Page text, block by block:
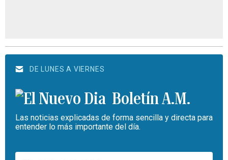
DE LUNES A VIERNES
Boletín A.M.
Las noticias explicadas de forma sencilla y directa para
entender lo más importante del día.